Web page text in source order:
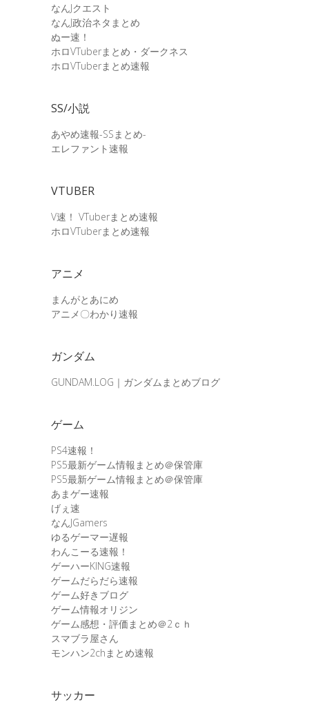
なんJクエスト
なんJ政治ネタまとめ
ぬー速！
ホロVTuberまとめ・ダークネス
ホロVTuberまとめ速報
SS/小説
あやめ速報-SSまとめ-
エレファント速報
VTUBER
V速！ VTuberまとめ速報
ホロVTuberまとめ速報
アニメ
まんがとあにめ
アニメ〇わかり速報
ガンダム
GUNDAM.LOG｜ガンダムまとめブログ
ゲーム
PS4速報！
PS5最新ゲーム情報まとめ＠保管庫
PS5最新ゲーム情報まとめ＠保管庫
あまゲー速報
げぇ速
なんJGamers
ゆるゲーマー遅報
わんこーる速報！
ゲーハーKING速報
ゲームだらだら速報
ゲーム好きブログ
ゲーム情報オリジン
ゲーム感想・評価まとめ＠2ｃｈ
スマブラ屋さん
モンハン2chまとめ速報
サッカー